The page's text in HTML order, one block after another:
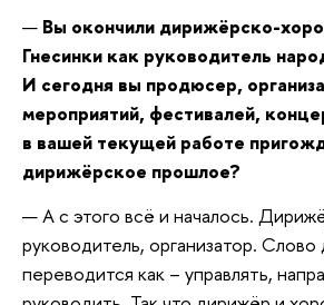
— Вы окончили дирижёрско-
Гнесинки как руководитель
И сегодня вы продюсер,
мероприятий, фестивалей,
в вашей текущей работе
дирижёрское прошлое?
— А с этого всё и началось.
руководитель, организатор.
переводится как – управлять,